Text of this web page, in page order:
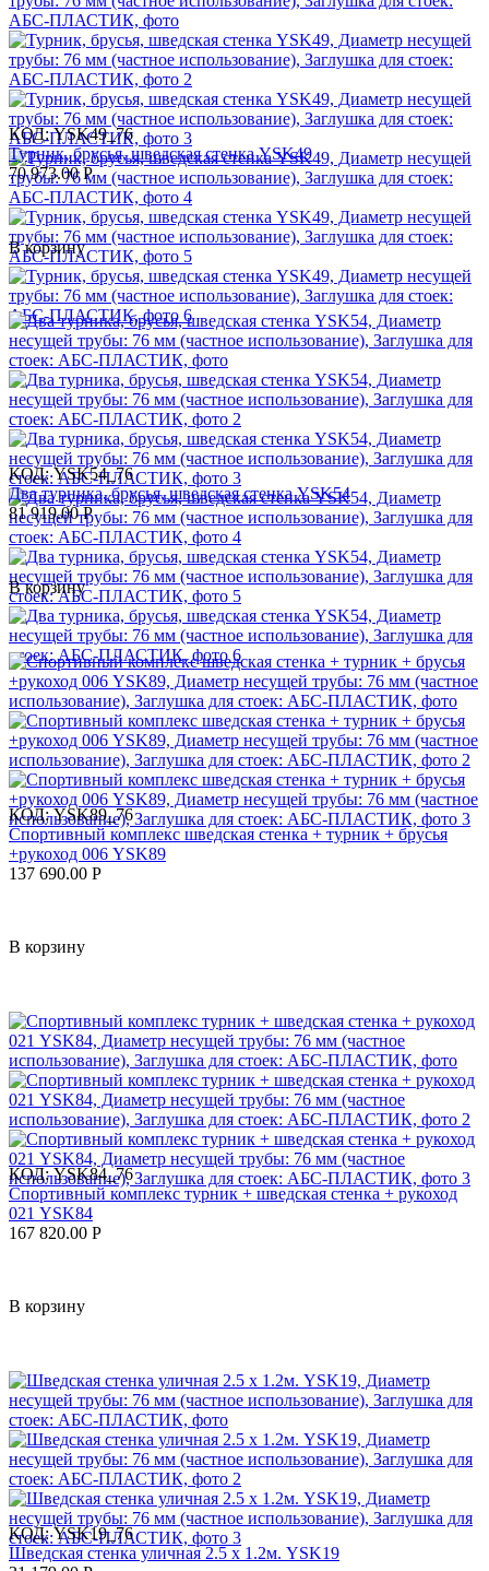
КОД: YSK49_76
Турник, брусья, шведская стенка YSK49
70 973.00 Р
В корзину
КОД: YSK54_76
Два турника, брусья, шведская стенка YSK54
81 919.00 Р
В корзину
КОД: YSK89_76
Спортивный комплекс шведская стенка + турник + брусья
+рукоход 006 YSK89
137 690.00 Р
В корзину
КОД: YSK84_76
Спортивный комплекс турник + шведская стенка + рукоход
021 YSK84
167 820.00 Р
В корзину
КОД: YSK19_76
Шведская стенка уличная 2.5 х 1.2м. YSK19